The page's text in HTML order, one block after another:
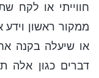
חווייתי או לקח
ממקור ראשון
או שיעלה בקנה
דברים כגון אלה